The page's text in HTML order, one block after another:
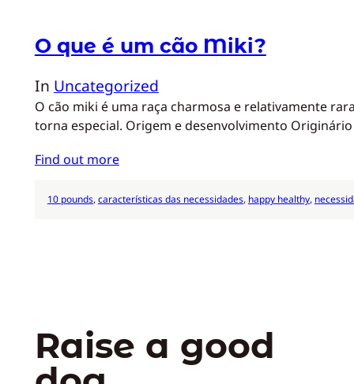
O que é um cão Miki?
In Uncategorized
O cão miki é uma raça charmosa e relativamente
torna especial. Origem e desenvolvimento
Find out more
10 pounds, características das necessidades, happy healthy,
Raise a good